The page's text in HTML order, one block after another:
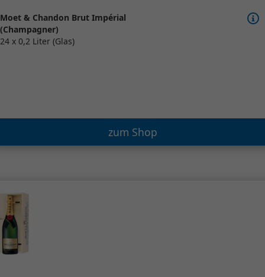
Moet & Chandon Brut Impérial
(Champagner)
24 x 0,2 Liter (Glas)
zum Shop